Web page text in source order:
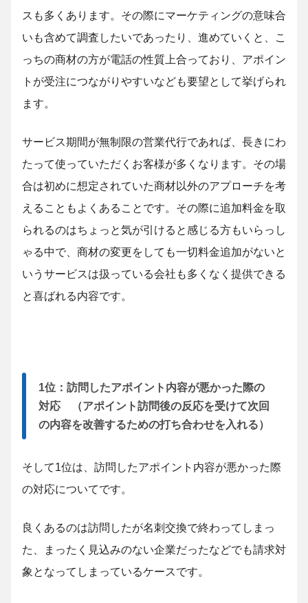
スも多くあります。その際にマーケティングの意味合
いも含めて調査したいであったり、進めていくと、こ
っちの商材の方が電話の性質上合っており、アポイン
トが受注につながりやすいなども要望として挙げられ
ます。
サービス期間が無制限の営業代行であれば、長きにわ
たって使っていただくお客様が多くなります。その場
合は初めに想定されていた商材以外のアプローチを考
えることもよくあることです。その際に追加料金を取
られるのはちょっと気が引けると感じる方もいらっし
ゃる中で、商材の変更をしても一切料金追加がないと
いうサービスは扱っている会社も多くなく提供できる
と喜ばれる内容です。
1位：訪問したアポイント内容が悪かった際の
対応 （アポイント訪問後の反応を受けて次回
の内容を改善するための打ち合わせを入れる）
そして1位は、訪問したアポイント内容が悪かった際
の対応についてです。
良くあるのは訪問したが名刺交換で終わってしまっ
た、まったく見込みのない企業だったなどでも請求対
象となってしまっているケースです。